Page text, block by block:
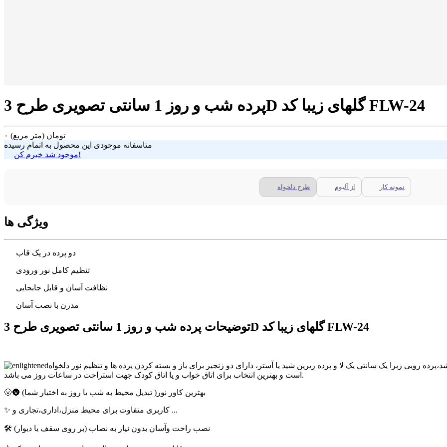
پرده شب و روز 1 سانتی تصویری طرح 3D گلهای زیبا کد FLW-24
۰ تومان (متر مربع)
متاسفانه موجودی این محصول به اتمام رسیده
موجود شد خبرم کن!
طرح دلخواه از آلبوم نمونه کار
ویژگی ها
دو پرده در یک قاب
تنظیم کامل نور ورودی
نظافت آسان و قابل جابجایی
مدرن با نصب آسان
توضیحات پرده شب و روز 1 سانتی تصویری طرح 3D گلهای زیبا کد FLW-24
رویی زبرا یک سانتی یک لا و پرده زیرین شید یا آستر، دارای دو زنجیر برای باز و بسته کردن پرده ها و تنظیم نور دلخواه
است و بهترین انتخاب برای اتاق خواب و یا اتاق کودک جهت استراحت در ساعات روز می باشد.
🌝🌚 بهترین کاور نور( تبدیل محیط به شب یا روز به اختیار شما)
✨ کاربری متفاوت برای محیط منزل،اداری،تجاری و ...
🛠 نصب راحت وآسان بدون نیاز به نصاب (بر روی سقف یا دیوار)